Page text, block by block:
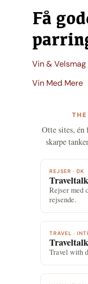
Få
Vin & Velsmag
Vin Med Mere
Otte sites,
skarpe
REJSER · DK
Rejser med
rejsende.
TRAVEL · INTL
Travel with